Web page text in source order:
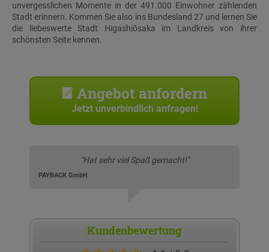
unvergesslichen Momente in der 491.000 Einwohner zählenden
Stadt erinnern. Kommen Sie also ins Bundesland 27 und lernen Sie
die liebeswerte Stadt Higashiōsaka im Landkreis von ihrer
schönsten Seite kennen.
Angebot anfordern
Jetzt unverbindlich anfragen!
"Hat sehr viel Spaß gemacht!"
PAYBACK GmbH
Kundenbewertung